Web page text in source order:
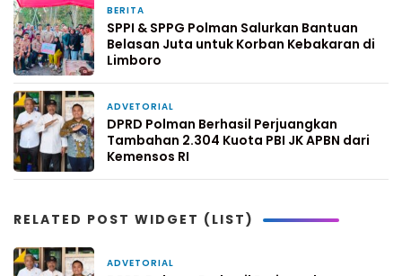
BERITA
SPPI & SPPG Polman Salurkan Bantuan
Belasan Juta untuk Korban Kebakaran di
Limboro
ADVETORIAL
DPRD Polman Berhasil Perjuangkan
Tambahan 2.304 Kuota PBI JK APBN dari
Kemensos RI
RELATED POST WIDGET (LIST)
ADVETORIAL